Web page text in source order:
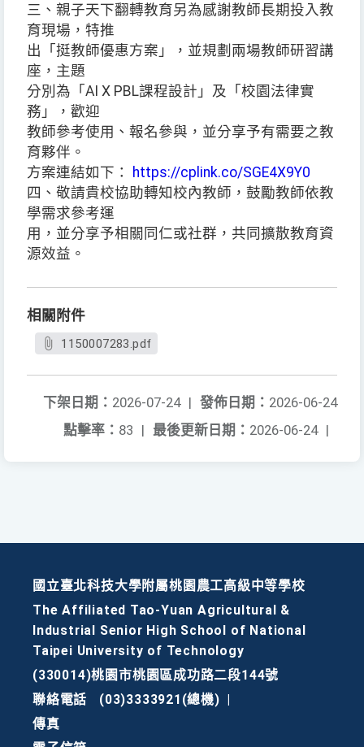
三、親子天下翻轉教育另為感謝教師長期投入教
育現場，特推
出「挺教師優惠方案」，並規劃兩場教師研習講
座，主題
分別為「AI X PBL課程設計」及「校園法律實
務」，歡迎
教師參考使用、報名參與，並分享予有需要之教
育夥伴。
方案連結如下：
https://cplink.co/SGE4X9Y0
四、敬請貴校協助轉知校內教師，鼓勵教師依教
學需求參考運
用，並分享予相關同仁或社群，共同擴散教育資
源效益。
相關附件
1150007283.pdf
發佈日期： 2026-06-24
下架日期： 2026-07-24 |
最後更新日期： 2026-06-24 |
點擊率： 83 |
國立臺北科技大學附屬桃園農工高級中等學校
The Affiliated Tao-Yuan Agricultural &
Industrial Senior High School of National
Taipei University of Technology
(330014)桃園市桃園區成功路二段144號
聯絡電話
(03)3333921(總機)
傳真